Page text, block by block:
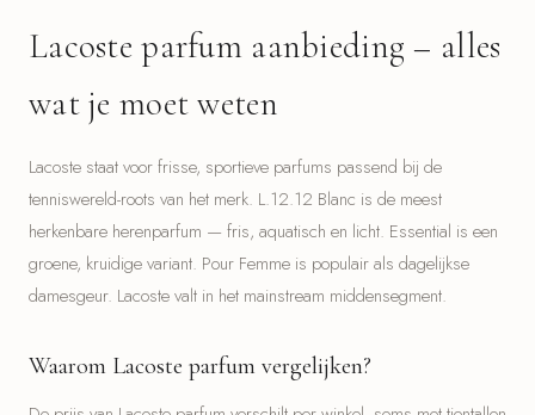
Lacoste parfum aanbieding – alles
wat je moet weten
Lacoste staat voor frisse, sportieve parfums passend bij de
tenniswereld-roots van het merk. L.12.12 Blanc is de meest
herkenbare herenparfum — fris, aquatisch en licht. Essential is een
groene, kruidige variant. Pour Femme is populair als dagelijkse
damesgeur. Lacoste valt in het mainstream middensegment.
Waarom Lacoste parfum vergelijken?